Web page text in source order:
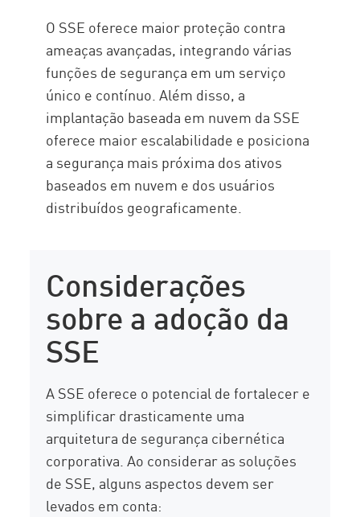
O SSE oferece maior proteção contra
ameaças avançadas, integrando várias
funções de segurança em um serviço
único e contínuo. Além disso, a
implantação baseada em nuvem da SSE
oferece maior escalabilidade e posiciona
a segurança mais próxima dos ativos
baseados em nuvem e dos usuários
distribuídos geograficamente.
Considerações
sobre a adoção da
SSE
A SSE oferece o potencial de fortalecer e
simplificar drasticamente uma
arquitetura de segurança cibernética
corporativa. Ao considerar as soluções
de SSE, alguns aspectos devem ser
levados em conta: